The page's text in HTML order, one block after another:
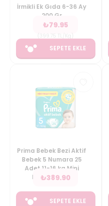
İrmikli Ek Gıda 6-36 Ay
200 Gr
₺79.95
SEPETE EKLE
Prima Bebek Bezi Aktif
Bebek 5 Numara 25
Adet 11-16 kg Mini
Fırsat Paketi
₺389.90
SEPETE EKLE